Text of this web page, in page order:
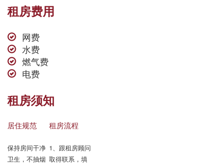
租房费用
网费
水费
燃气费
电费
租房须知
居住规范
保持房间干净
卫生，不抽烟
租房流程
1、跟租房顾问
取得联系，填